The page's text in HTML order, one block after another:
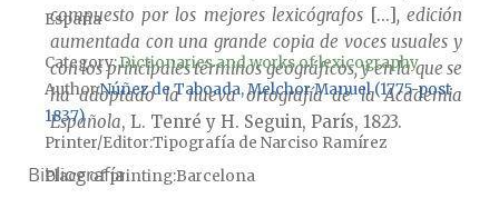
compuesto por los mejores lexicógrafos[...], edición
aumentada con una grande copia de voces usuales y
con los principales términos geográficos, y en la que se
ha adoptado la nueva ortografía de la Academia
Española, L. Tenré y H. Seguin, París, 1823.
Bibliografía
España
Category:Dictionaries and works of lexicography
AuthorNúñez de Taboada, Melchor Manuel (1775-post
1837)
Printer/Editor Tipografía de Narciso Ramírez
Place of printingBarcelona